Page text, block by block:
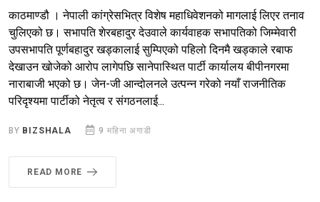
काठमाण्डौ । नेपाली कांग्रेसभित्र विशेष महाधिवेशनको मागलाई लिएर तनाव
चुलिएको छ। सभापति शेरबहादुर देउवाले कार्यवाहक सभापतिको जिम्मेवारी
उपसभापति पूर्णबहादुर खड्कालाई सुम्पिएको पहिलो दिनमै खड्काले रबाफ
देखाउन खोजेको आरोप लागेपछि सानेपास्थित पार्टी कार्यालय बीपीनगरमा
नाराबाजी भएको छ। जेन-जी आन्दोलनले उत्पन्न गरेको नयाँ राजनीतिक
परिदृश्यमा पार्टीको नेतृत्व र संगठनलाई...
BY BIZSHALA 9 महिना अगाडी
READ MORE